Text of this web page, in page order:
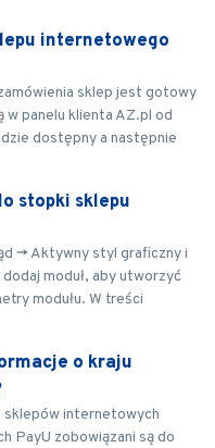
internetowego
sklep jest gotowy
panelu klienta AZ.pl od
dostępny a następnie
stopki sklepu
-> Aktywny styl graficzny i
moduł, aby utworzyć
modułu. W treści
o kraju
sklepów internetowych
PayU zobowiązani są do